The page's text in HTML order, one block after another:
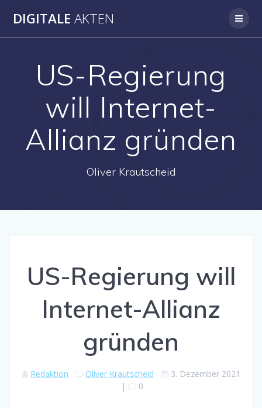
DIGITALE AKTEN
US-Regierung
will Internet-
Allianz gründen
Oliver Krautscheid
US-Regierung will
Internet-Allianz
gründen
Redaktion Oliver Krautscheid
3. Dezember 2021
|
0